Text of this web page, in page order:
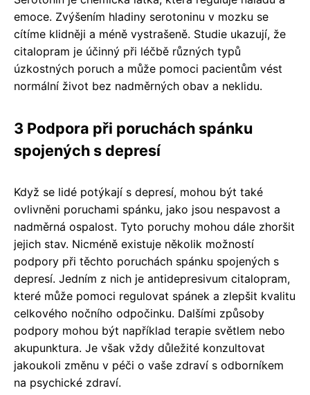
emoce. Zvýšením hladiny serotoninu v mozku se
cítíme klidněji a méně vystrašeně. Studie ukazují, že
citalopram je účinný při léčbě různých typů
úzkostných poruch a může pomoci pacientům vést
normální život bez nadměrných obav a neklidu.
3 Podpora při poruchách spánku
spojených s depresí
Když se lidé potýkají s depresí, mohou být také
ovlivněni poruchami spánku, jako jsou nespavost a
nadměrná ospalost. Tyto poruchy mohou dále zhoršit
jejich stav. Nicméně existuje několik možností
podpory při těchto poruchách spánku spojených s
depresí. Jedním z nich je antidepresivum citalopram,
které může pomoci regulovat spánek a zlepšit kvalitu
celkového nočního odpočinku. Dalšími způsoby
podpory mohou být například terapie světlem nebo
akupunktura. Je však vždy důležité konzultovat
jakoukoli změnu v péči o vaše zdraví s odborníkem
na psychické zdraví.